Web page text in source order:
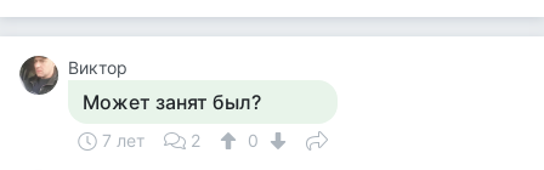
Виктор
Может занят был?
7 лет 2 0